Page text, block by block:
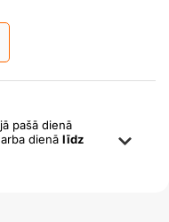
pašā dienā
dienā līdz